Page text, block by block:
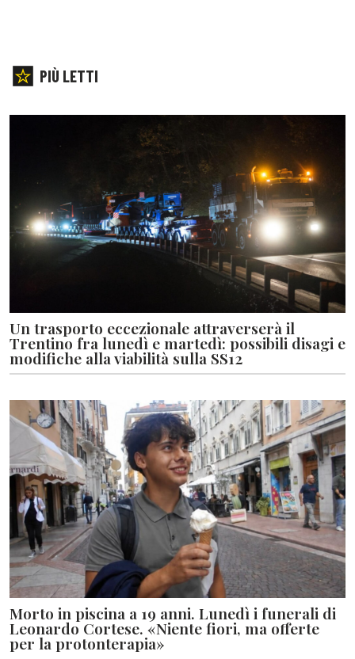
PIÙ LETTI
Un trasporto eccezionale attraverserà il
Trentino fra lunedì e martedì: possibili disagi e
modifiche alla viabilità sulla SS12
Morto in piscina a 19 anni. Lunedì i funerali di
Leonardo Cortese. «Niente fiori, ma offerte
per la protonterapia»